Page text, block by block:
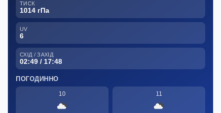
ТИСК
1014 гПа
UV
6
СХІД / ЗАХІД
02:49 / 17:48
ПОГОДИННО
10 11